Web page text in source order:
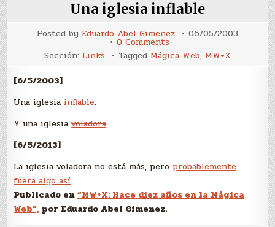
Una iglesia inflable
Posted by Eduardo Abel Gimenez 06/05/2003
0 Commentson
Una
iglesia
inflable
Sección: Links Tagged Mágica Web, MW+X
[6/5/2003]
Una iglesia inflable.
Y una iglesiavoladora.
[6/5/2013]
La iglesia voladora no está más, pero probablemente
fuera algo así.
Publicado en“MW+X: Hace diez años en la Mágica
Web”, por Eduardo Abel Gimenez.